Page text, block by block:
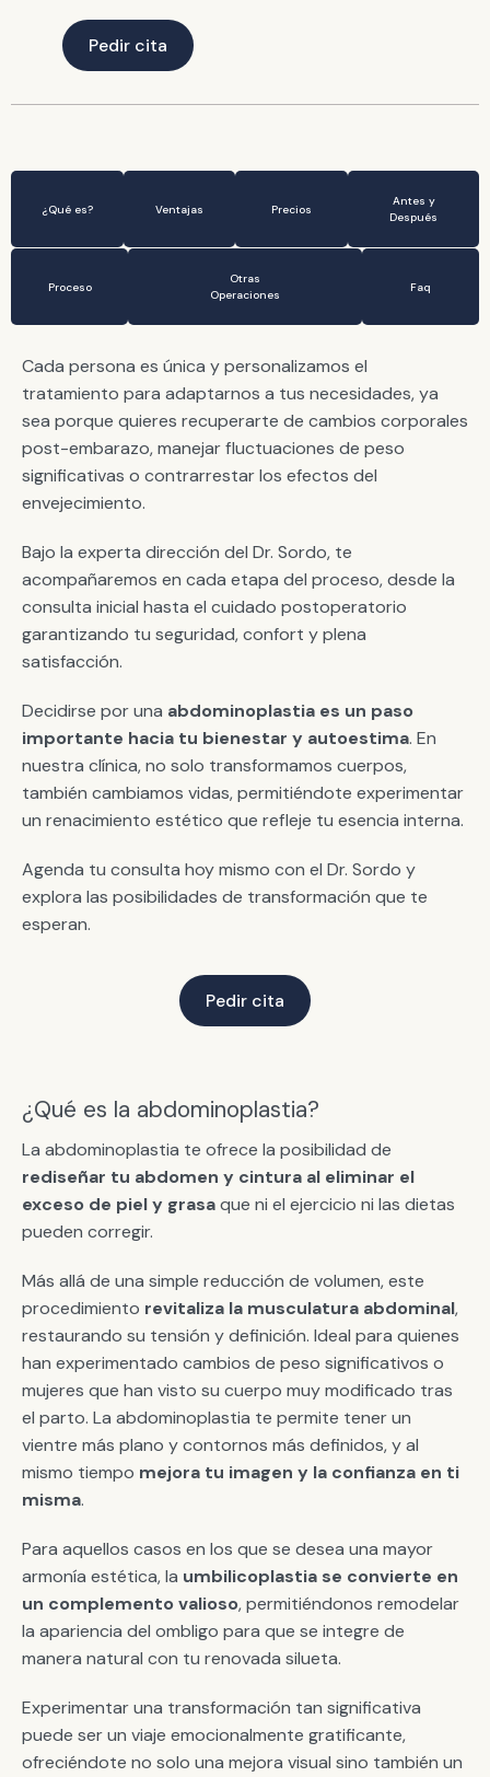
Pedir cita
¿Qué es? Ventajas Precios
Antes y
Después
Proceso
Otras
Operaciones
Faq
Cada persona es única y personalizamos el
tratamiento para adaptarnos a tus necesidades, ya
sea porque quieres recuperarte de cambios corporales
post-embarazo, manejar fluctuaciones de peso
significativas o contrarrestar los efectos del
envejecimiento.
Bajo la experta dirección del Dr. Sordo, te
acompañaremos en cada etapa del proceso, desde la
consulta inicial hasta el cuidado postoperatorio
garantizando tu seguridad, confort y plena
satisfacción.
Decidirse por una abdominoplastia es un paso
importante hacia tu bienestar y autoestima. En
nuestra clínica, no solo transformamos cuerpos,
también cambiamos vidas, permitiéndote experimentar
un renacimiento estético que refleje tu esencia interna.
Agenda tu consulta hoy mismo con el Dr. Sordo y
explora las posibilidades de transformación que te
esperan.
Pedir cita
¿Qué es la abdominoplastia?
La abdominoplastia te ofrece la posibilidad de
rediseñar tu abdomen y cintura al eliminar el
exceso de piel y grasaque ni el ejercicio ni las dietas
pueden corregir.
Más allá de una simple reducción de volumen, este
procedimiento revitaliza la musculatura abdominal,
restaurando su tensión y definición. Ideal para quienes
han experimentado cambios de peso significativos o
mujeres que han visto su cuerpo muy modificado tras
el parto. La abdominoplastia te permite tener un
vientre más plano y contornos más definidos, y al
mismo tiempo mejora tu imagen y la confianza en ti
misma.
Para aquellos casos en los que se desea una mayor
armonía estética, la umbilicoplastia se convierte en
un complemento valioso, permitiéndonos remodelar
la apariencia del ombligo para que se integre de
manera natural con tu renovada silueta.
Experimentar una transformación tan significativa
puede ser un viaje emocionalmente gratificante,
ofreciéndote no solo una mejora visual sino también un